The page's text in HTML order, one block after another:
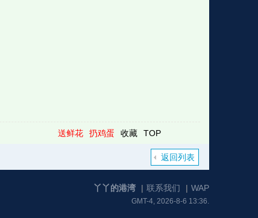
送鲜花 扔鸡蛋 收藏 TOP
返回列表
丫丫的港湾 | 联系我们 | WAP
GMT-4, 2026-8-6 13:36.